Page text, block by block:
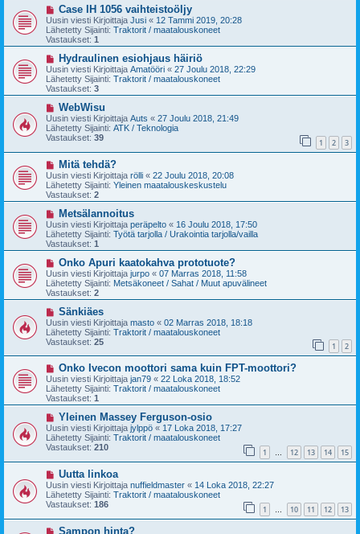
e
s
t
U
u
s
i
v
e
s
t
i
Case IH 1056 vaihteistoöljy
Uusin viesti Kirjoittaja Jusi « 12 Tammi 2019, 20:28
Lähetetty Sijainti: Traktorit / maatalouskoneet
Vastaukset: 1
U
u
s
i
v
s
t
i
Hydraulinen esiohjaus häiriö
Uusin viesti Kirjoittaja Amatööri « 27 Joulu 2018, 22:29
Lähetetty Sijainti: Traktorit / maatalouskoneet
Vastaukset: 3
U
u
s
i
v
i
e
s
t
i
WebWisu
Uusin viesti Kirjoittaja Auts « 27 Joulu 2018, 21:49
Lähetetty Sijainti: ATK / Teknologia
Vastaukset: 39 1 2 3
U
u
s
i
v
e
s
t
i
Mitä tehdä?
Uusin viesti Kirjoittaja rölli « 22 Joulu 2018, 20:08
Lähetetty Sijainti: Yleinen maatalouskeskustelu
Vastaukset: 2
U
u
s
i
v
s
t
i
Metsälannoitus
Uusin viesti Kirjoittaja peräpelto « 16 Joulu 2018, 17:50
Lähetetty Sijainti: Työtä tarjolla / Urakointia tarjolla/vailla
Vastaukset: 1
U
u
s
i
v
e
s
t
i
Onko Apuri kaatokahva prototuote?
Uusin viesti Kirjoittaja jurpo « 07 Marras 2018, 11:58
Lähetetty Sijainti: Metsäkoneet / Sahat / Muut apuvälineet
Vastaukset: 2
U
u
s
i
v
i
e
s
t
i
Sänkiäes
Uusin viesti Kirjoittaja masto « 02 Marras 2018, 18:18
Lähetetty Sijainti: Traktorit / maatalouskoneet
Vastaukset: 25 1 2
U
u
s
i
v
s
t
i
Onko Ivecon moottori sama kuin FPT-moottori?
Uusin viesti Kirjoittaja jan79 « 22 Loka 2018, 18:52
Lähetetty Sijainti: Traktorit / maatalouskoneet
Vastaukset: 1
U
u
s
i
i
s
t
i
Yleinen Massey Ferguson-osio
Uusin viesti Kirjoittaja jylppö « 17 Loka 2018, 17:27
Lähetetty Sijainti: Traktorit / maatalouskoneet
Vastaukset: 210 1 … 12 13 14 15
U
u
s
i
v
i
e
Uutta linkoa
Uusin viesti Kirjoittaja nuffieldmaster « 14 Loka 2018, 22:27
Lähetetty Sijainti: Traktorit / maatalouskoneet
Vastaukset: 186 1 … 10 11 12 13
USampon hinta?